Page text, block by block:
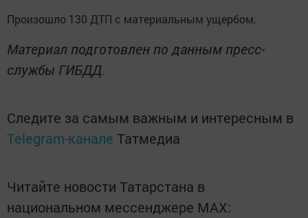
Произошло 130 ДТП с материальным ущербом.
Материал подготовлен по данным пресс-
службы ГИБДД.
Следите за самым важным и интересным в
Telegram-канале Татмедиа
Читайте новости Татарстана в
национальном мессенджере MАХ: